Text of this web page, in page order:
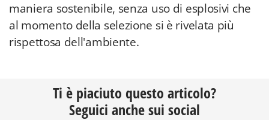
maniera sostenibile, senza uso di esplosivi che
al momento della selezione si è rivelata più
rispettosa dell'ambiente.
Ti è piaciuto questo articolo?
Seguici anche sui social